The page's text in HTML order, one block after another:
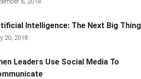
Intelligence: The Next Big Thing
20, 2018
Leaders Use Social Media To